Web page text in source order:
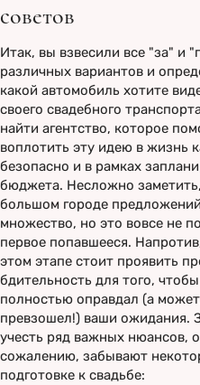
советов
Итак, вы взвесили все "за" и
различных вариантов и
какой автомобиль хотите
своего свадебного
найти агентство, которое
воплотить эту идею в жизнь
безопасно и в рамках
бюджета. Несложно
большом городе
множество, но это вовсе не
первое попавшееся.
этом этапе стоит проявить
бдительность для того,
полностью оправдал (а
превзошел!) ваши ожидания.
учесть ряд важных нюансов,
сожалению, забывают
подготовке к свадьбе: